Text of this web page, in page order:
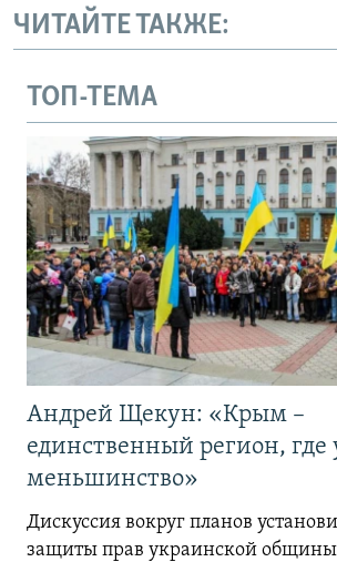
ЧИТАЙТЕ ТАКЖЕ:
ТОП-ТЕМА
Андрей Щекун: «Крым –
единственный регион,
меньшинство»
Дискуссия вокруг планов
защиты прав украинской